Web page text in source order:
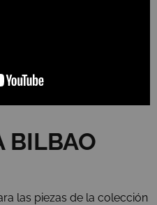
BILBAO
las piezas de la colección